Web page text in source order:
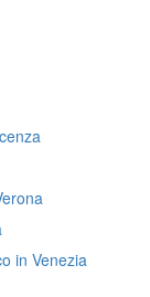
in Venezia